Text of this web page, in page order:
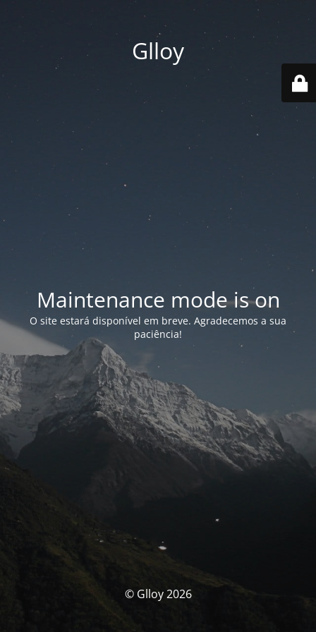
Glloy
Maintenance mode is on
O site estará disponível em breve. Agradecemos a sua
paciência!
© Glloy 2026